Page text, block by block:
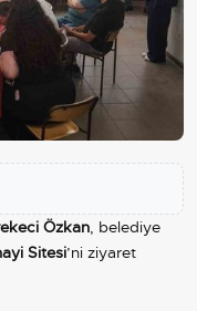
Özkan, belediye
Sitesi’ni ziyaret